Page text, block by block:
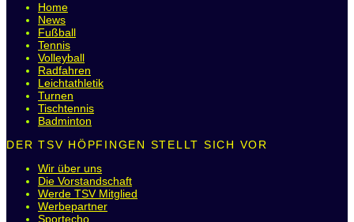
Home
News
Fußball
Tennis
Volleyball
Radfahren
Leichtathletik
Turnen
Tischtennis
Badminton
DER TSV HÖPFINGEN STELLT SICH VOR
Wir über uns
Die Vorstandschaft
Werde TSV Mitglied
Werbepartner
Sportecho